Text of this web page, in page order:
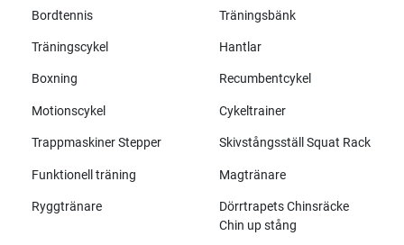
Bordtennis Träningsbänk
Träningscykel Hantlar
Boxning Recumbentcykel
Motionscykel Cykeltrainer
Trappmaskiner Stepper Skivstångsställ Squat Rack
Funktionell träning Magtränare
Ryggtränare
Dörrtrapets Chinsräcke
Chin up stång